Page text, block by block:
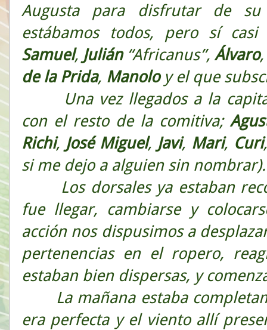
Augusta para disfrutar de
estábamos todos, pero sí
Samuel, Julián “Africanus”, Álvaro
de la Prida, Manolo y el que
Una vez llegados a la capital
con el resto de la comitiva;
Richi, José Miguel, Javi, Mari, Curi
si me dejo a alguien sin nombrar).
Los dorsales ya estaban
fue llegar, cambiarse y
acción nos dispusimos a
pertenencias en el ropero,
estaban bien dispersas, y
La mañana estaba
era perfecta y el viento allí